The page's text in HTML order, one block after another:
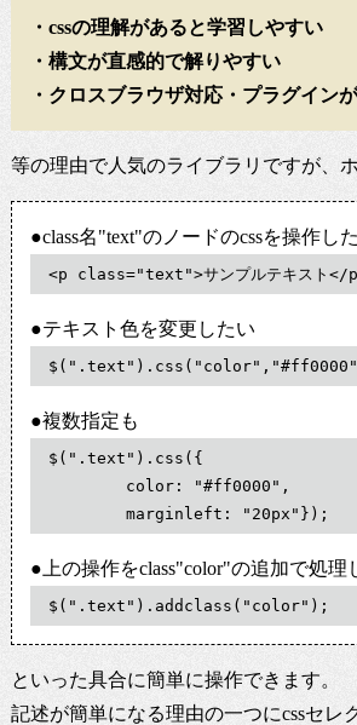
・cssの理解があると学習しやすい
・構文が直感的で解りやすい
・クロスブラウザ対応・プラグイン
等の理由で人気のライブラリですが、
●class名"text"のノードのcssを操作し
<p class="text">サンプルテキスト</
●テキスト色を変更したい
●複数指定も
$(".text").css({
	marginleft: "20px"});
●上の操作をclass"color"の追加で処理
$(".text").addclass("color");
といった具合に簡単に操作できます。
記述が簡単になる理由の一つにcssセレ